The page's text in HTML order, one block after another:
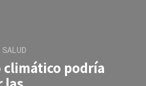
SALUD
climático podría